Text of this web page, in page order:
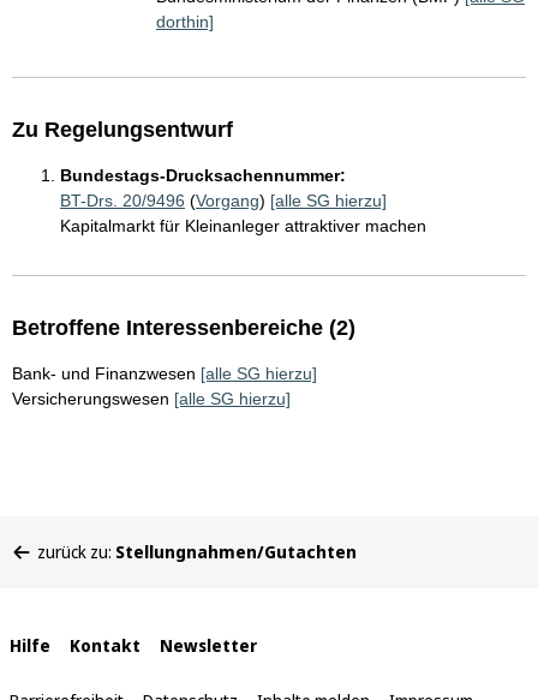
dorthin]
Zu Regelungsentwurf
Bundestags-Drucksachennummer:
BT-Drs. 20/9496 (Vorgang) [alle SG hierzu]
Kapitalmarkt für Kleinanleger attraktiver machen
Betroffene Interessenbereiche (2)
Bank- und Finanzwesen [alle SG hierzu]
Versicherungswesen [alle SG hierzu]
befinden
zurück zu: Stellungnahmen/Gutachten
Interne
Links
Hilfe Kontakt Newsletter